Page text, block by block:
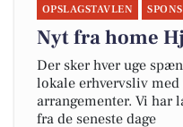
OPSLAGSTAVLEN
Nyt fra home
Der sker hver uge
lokale erhvervsliv
arrangementer. Vi har
fra de seneste dage